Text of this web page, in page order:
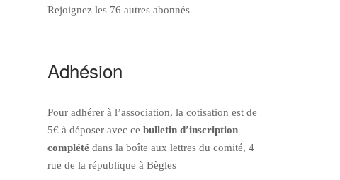
Rejoignez les 76 autres abonnés
Adhésion
Pour adhérer à l’association, la cotisation est de
5€ à déposer avec cebulletin d’inscription
complété dans la boîte aux lettres du comité, 4
rue de la république à Bègles